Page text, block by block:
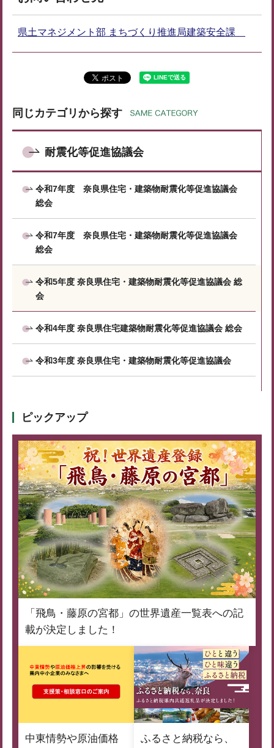
県土マネジメント部 まちづくり推進局建築安全課
同じカテゴリから探す
耐震化等促進協議会
令和7年度 奈良県住宅・建築物耐震化等促進協議会
総会
令和7年度 奈良県住宅・建築物耐震化等促進協議会
総会
令和5年度 奈良県住宅・建築物耐震化等促進協議会 総
会
令和4年度 奈良県住宅建築物耐震化等促進協議会 総会
令和3年度 奈良県住宅・建築物耐震化等促進協議会
ピックアップ
「飛鳥・藤原の宮都」の世界遺産一覧表への記
載が決定しました！
中東情勢や原油価格
ふるさと納税なら、